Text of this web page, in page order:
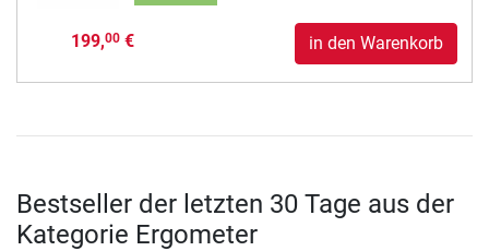
199,00€ in den Warenkorb
Bestseller der letzten 30 Tage aus der
Kategorie Ergometer